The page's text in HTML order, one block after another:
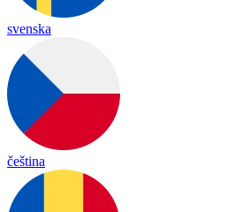
svenska
čeština